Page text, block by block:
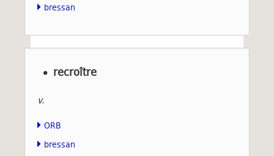
bressan
recroître
v.
ORB
bressan